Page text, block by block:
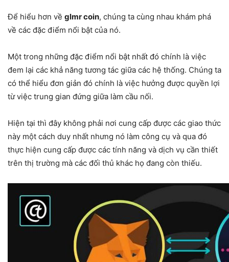
Để hiểu hơn về glmr coin, chúng ta cùng nhau khám phá
về các đặc điểm nổi bật của nó.
Một trong những đặc điểm nổi bật nhất đó chính là việc
đem lại các khả năng tương tác giữa các hệ thống. Chúng ta
có thể hiểu đơn giản đó chính là việc hưởng được quyền lợi
từ việc trung gian đứng giữa làm cầu nối.
Hiện tại thì đây không phải nơi cung cấp được các giao thức
này một cách duy nhất nhưng nó làm công cụ và qua đó
thực hiện cung cấp được các tính năng và dịch vụ cần thiết
trên thị trường mà các đối thủ khác họ đang còn thiếu.